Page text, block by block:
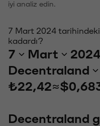
iyi analiz edin.
7 Mart 2024
kadardı?
7 Mart 2024
Decentraland
₺22,42≈
Decentraland